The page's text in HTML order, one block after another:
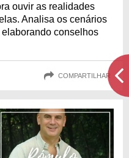
ouvir as realidades
Analisa os cenários
conselhos
COMPARTILHAR